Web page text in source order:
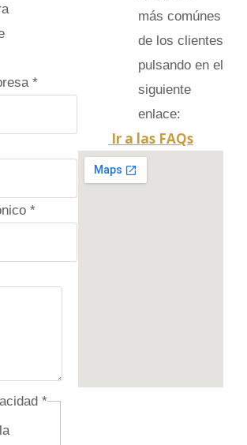
*
*
*
más comúnes
de los clientes
pulsando en el
siguiente
enlace:
Ir a las FAQs